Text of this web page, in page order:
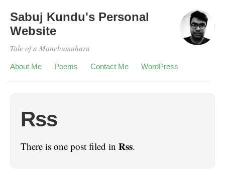
Sabuj Kundu's Personal
Website
Tale of a Manchumahara
About Me Poems Contact Me WordPress
Rss
There is one post filed in Rss.